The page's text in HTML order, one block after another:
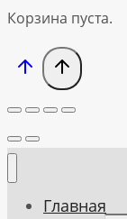
Корзина пуста.
Главная